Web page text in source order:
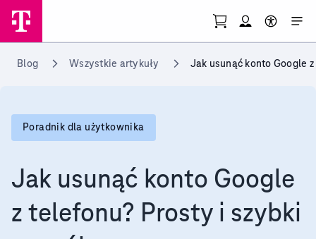
Przejdź do strony głównej
Blog Wszystkie artykuły Jak usunąć konto Google
Poradnik dla użytkownika
Jak usunąć konto Google
z telefonu? Prosty i szybki